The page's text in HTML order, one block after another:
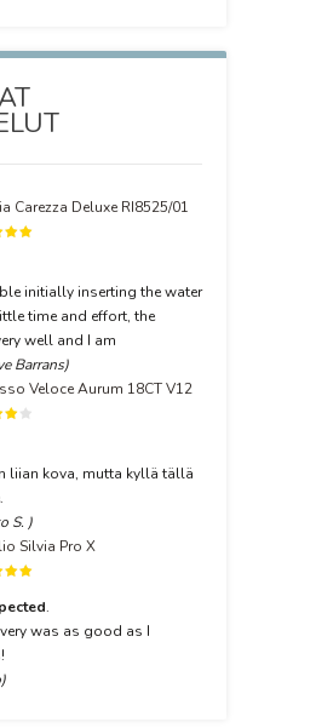
Carezza Deluxe RI8525/01
initially inserting the water
time and effort, the
well and I am
Barrans)
Veloce Aurum 18CT V12
liian kova, mutta kyllä tällä
S. )
Silvia Pro X
.
was as good as I